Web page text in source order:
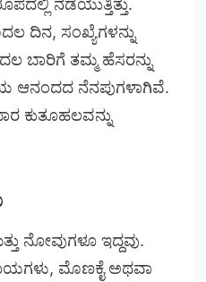
ನಡೆಯುತ್ತಿತ್ತು.
ದಿನ, ಸಂಖ್ಯೆಗಳನ್ನು
ಬಾರಿಗೆ ತಮ್ಮ ಹೆಸರನ್ನು
ಆನಂದದ ನೆನಪುಗಳಾಗಿವೆ.
ಕುತೂಹಲವನ್ನು
ನೋವುಗಳೂ ಇದ್ದವು.
ಮೊಣಕೈ ಅಥವಾ